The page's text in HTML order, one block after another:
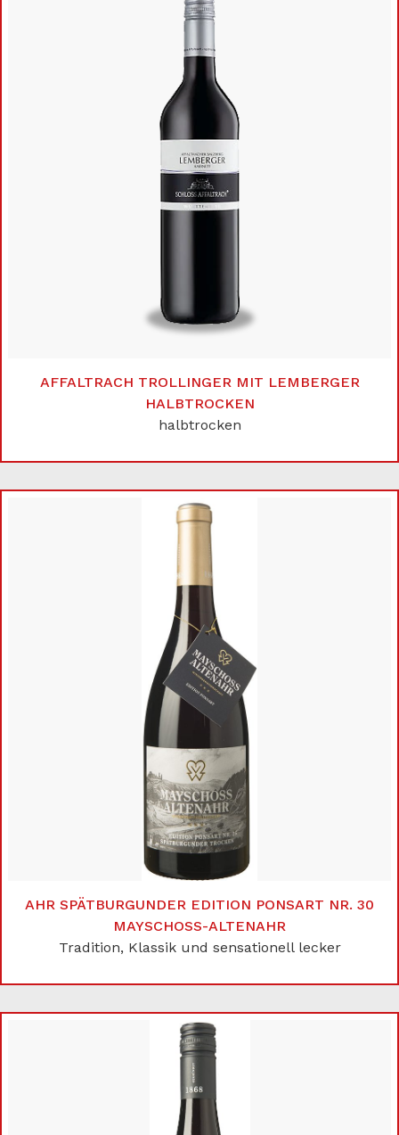
AFFALTRACH TROLLINGER MIT LEMBERGER
HALBTROCKEN
halbtrocken
AHR SPÄTBURGUNDER EDITION PONSART NR. 30
MAYSCHOSS-ALTENAHR
Tradition, Klassik und sensationell lecker